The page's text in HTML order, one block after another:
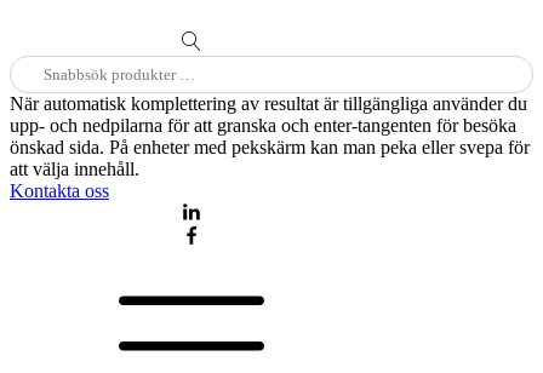
Sök
efter:
När automatisk komplettering av resultat är tillgängliga använder du
upp- och nedpilarna för att granska och enter-tangenten för besöka
önskad sida. På enheter med pekskärm kan man peka eller svepa för
att välja innehåll.
Kontakta oss